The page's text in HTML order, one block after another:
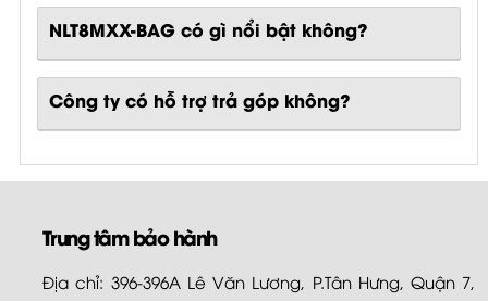
NLT8MXX-BAGcó gì nổi bật không?
Công ty có hỗ trợ trả góp không?
Trung tâm bảo hành
Địa chỉ: 396-396A Lê Văn Lương, P.Tân Hưng, Quận 7,